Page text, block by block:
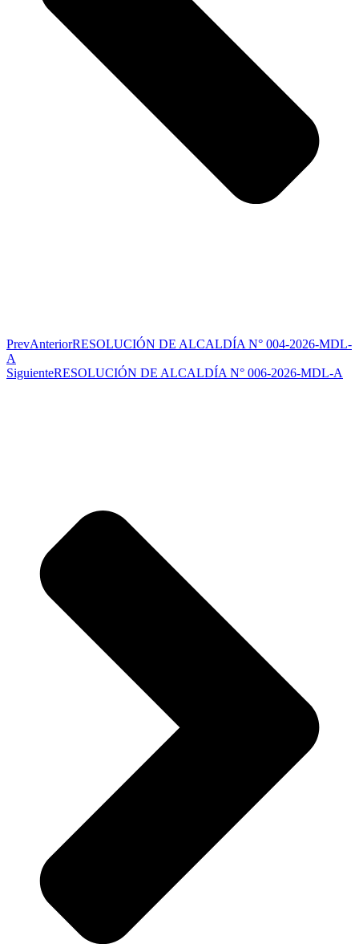
PrevAnteriorRESOLUCIÓN DE ALCALDÍA N° 004-2026-MDL-
A
SiguienteRESOLUCIÓN DE ALCALDÍA N° 006-2026-MDL-A